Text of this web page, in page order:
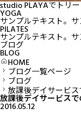
studio PLAYAでトリ
YOGA
サンプルテキスト。サ
PILATES
サンプルテキスト。サ
ブログ
BLOG
HOME
ブログ一覧ページ
ブログ
放課後デイサービ
放課後デイサービス
2016.05.12